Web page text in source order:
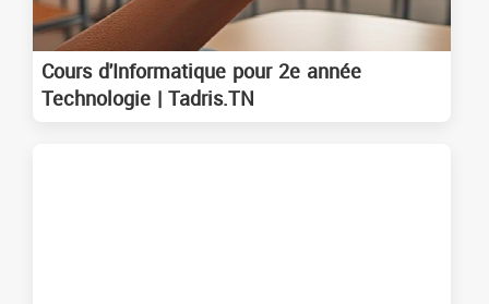
Cours d'Informatique pour 2e année
Technologie | Tadris.TN